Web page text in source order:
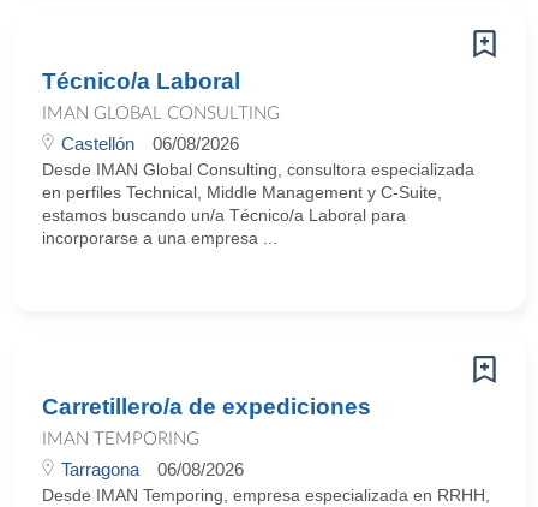
Técnico/a Laboral
IMAN GLOBAL CONSULTING
Castellón 06/08/2026
Desde IMAN Global Consulting, consultora especializada
en perfiles Technical, Middle Management y C-Suite,
estamos buscando un/a Técnico/a Laboral para
incorporarse a una empresa ...
Carretillero/a de expediciones
IMAN TEMPORING
Tarragona 06/08/2026
Desde IMAN Temporing, empresa especializada en RRHH,